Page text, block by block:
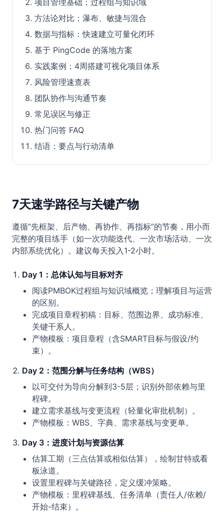
项目管理基础：过程组与知识域
方法论对比：瀑布、敏捷与混合
数据与指标：快速建立可量化闭环
基于 PingCode 的落地方案
实践案例：4周搭建可视化项目体系
风险管理速查表
团队协作与沟通节奏
常见误区与修正
热门问答 FAQ
结语：要点与行动清单
7天速学路径与关键产物
遵循“先框架、后产物、再协作、再指标”的节奏，用小而
完整的项目练手（如一次功能迭代、一次市场活动、一次
内部系统优化）。建议每天投入1-2小时。
Day 1：总体认知与目标对齐
阅读PMBOK过程组与知识域概览；理解项目与运营
的区别。
完成项目章程初稿：目标、范围边界、成功标准、
关键干系人。
产物模板：项目章程（含SMART目标与假设/约
束）。
Day 2：范围分解与任务结构（WBS）
以可交付为导向分解到3-5层；识别外部依赖与里
程碑。
建立需求基线与变更流程（轻量化审批机制）。
产物模板：WBS、字典、需求基线与变更单。
Day 3：进度计划与资源估算
估算工期（三点估算或相似估算），绘制甘特或看
板泳道。
设置里程碑与关键路径，定义缓冲策略。
产物模板：里程碑基线、任务清单（责任人/依赖/
开始-结束）。